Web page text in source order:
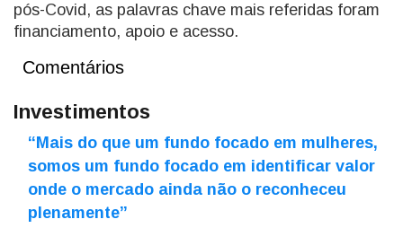
pós-Covid, as palavras chave mais referidas foram
financiamento, apoio e acesso.
Comentários
Investimentos
“Mais do que um fundo focado em mulheres,
somos um fundo focado em identificar valor
onde o mercado ainda não o reconheceu
plenamente”